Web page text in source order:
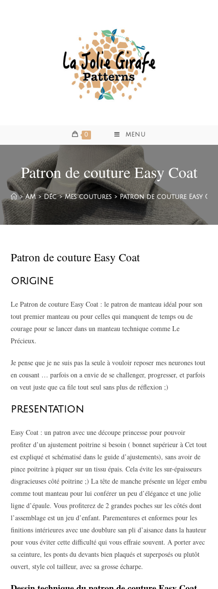
0 MENU
Patron de couture Easy Coat
> AM > Déc > Mes coutures > Patron de couture Easy
Patron de couture Easy Coat
ORIGINE
Le Patron de couture Easy Coat : le patron de manteau idéal pour son
tout premier manteau ou pour celles qui manquent de temps ou de
courage pour se lancer dans un manteau technique comme Le
Précieux.
Je pense que je ne suis pas la seule à vouloir reposer mes neurones tout
en cousant … parfois on a envie de se challenger, progresser, et parfois
on veut juste que ca file tout seul sans plus de réflexion ;)
PRESENTATION
Easy Coat : un patron avec une découpe princesse pour pouvoir
profiter d’un ajustement poitrine si besoin ( bonnet supérieur à Cet tout
est expliqué et schématisé dans le guide d’ajustements), sans avoir de
pince poitrine à piquer sur un tissu épais. Cela évite les sur-épaisseurs
disgracieuses côté poitrine ;) La tête de manche présente un léger embu
comme tout manteau pour lui conférer un peu d’élégance et une jolie
ligne d’épaule. Vous profiterez de 2 grandes poches sur les côtés dont
l’assemblage est un jeu d’enfant. Parementures et enformes pour les
finitions intérieures avec une doublure san pli d’aisance dans la hauteur
pour vous éviter cette difficulté qui vous effraie souvent. A porter avec
sa ceinture, les ponts du devants bien plaqués et superposés ou plutôt
ouvert, style col tailleur, avec sa grosse écharpe.